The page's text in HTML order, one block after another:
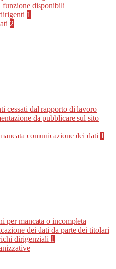
funzione disponibili
1
2
cessati dal rapporto di lavoro
da pubblicare sul sito
comunicazione dei dati 1
per mancata o incompleta
dei dati da parte dei titolari
dirigenziali 1